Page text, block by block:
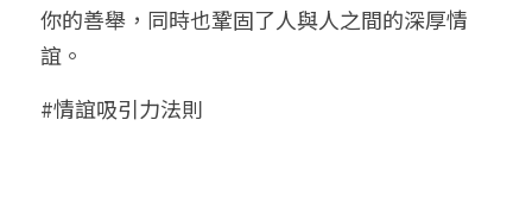
你的善舉，同時也鞏固了人與人之間的深厚情
誼。
#情誼吸引力法則